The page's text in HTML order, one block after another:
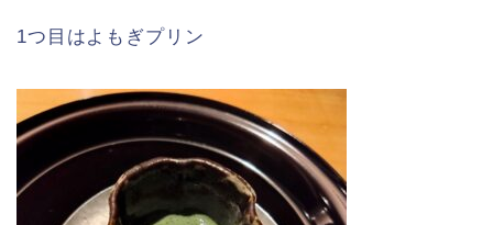
1つ目はよもぎプリン